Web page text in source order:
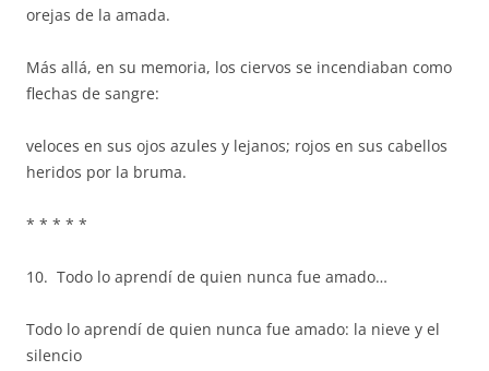
orejas de la amada.
Más allá, en su memoria, los ciervos se incendiaban como
flechas de sangre:
veloces en sus ojos azules y lejanos; rojos en sus cabellos
heridos por la bruma.
* * * * *
10. Todo lo aprendí de quien nunca fue amado…
Todo lo aprendí de quien nunca fue amado: la nieve y el
silencio